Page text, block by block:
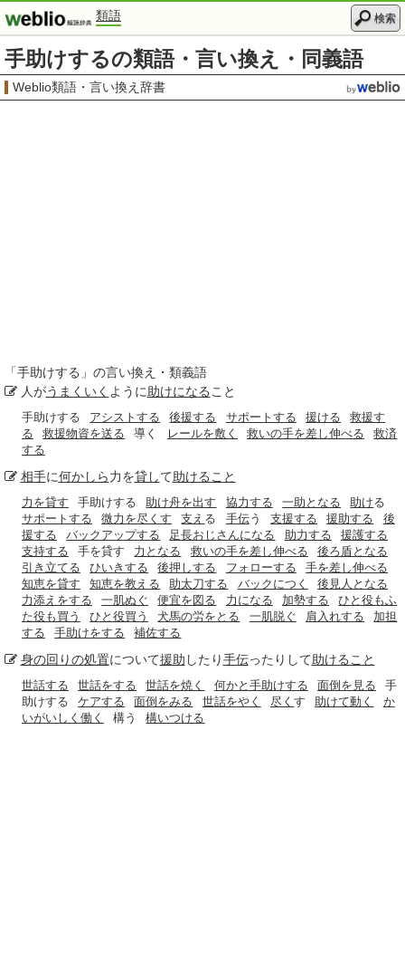
類語 検索
手助けするの類語・言い換え・同義語
Weblio類語・言い換え辞書
「手助けする 」の言い換え・類義語
人がうまくいく ように助けになる こと
手助けする アシストする 後援する サポートする 援ける
救援す
る
救援物資を送る 導く レールを敷く 救いの手を差し伸べる
救済
する
相手に何かしら力を貸して助けること
力を貸す 手助けする 助け舟を出す 協力する 一助となる 助ける
サポートする
微力を尽くす 支え る 手伝う 支援する 援助する
後
援する
バックアップする 足長おじさんになる 助力する
援護する
支持する
手を貸す 力となる 救いの手を差し伸べる
後ろ盾となる
引き立てる
ひいきする 後押しする フォローする
手を差し伸べる
知恵を貸す
知恵を教える 助太刀する バックにつく
後見人となる
力添えをする
一肌ぬぐ 便宜を図る 力になる 加勢する
ひと役もふ
た役も買う
ひと役買う 犬馬の労をとる 一肌脱ぐ 肩入れする
加担
する
手助けをする 補佐する
身の回りの処置について援助 したり手伝ったりして助けること
世話する 世話をする 世話を焼く 何かと手助けする 面倒を見る
手
助けする
ケアする 面倒をみる 世話をやく 尽くす 助けて動く
か
いがいしく働く
構う 構いつける